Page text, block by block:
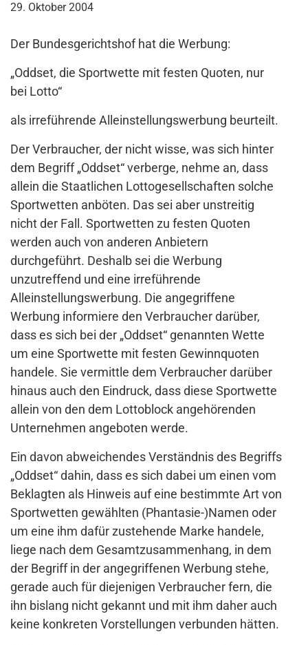
29. Oktober 2004
Der Bundesgerichtshof hat die Werbung:
„Oddset, die Sportwette mit festen Quoten, nur
bei Lotto“
als irreführende Alleinstellungswerbung beurteilt.
Der Verbraucher, der nicht wisse, was sich hinter
dem Begriff „Oddset“ verberge, nehme an, dass
allein die Staatlichen Lottogesellschaften solche
Sportwetten anböten. Das sei aber unstreitig
nicht der Fall. Sportwetten zu festen Quoten
werden auch von anderen Anbietern
durchgeführt. Deshalb sei die Werbung
unzutreffend und eine irreführende
Alleinstellungswerbung. Die angegriffene
Werbung informiere den Verbraucher darüber,
dass es sich bei der „Oddset“ genannten Wette
um eine Sportwette mit festen Gewinnquoten
handele. Sie vermittle dem Verbraucher darüber
hinaus auch den Eindruck, dass diese Sportwette
allein von den dem Lottoblock angehörenden
Unternehmen angeboten werde.
Ein davon abweichendes Verständnis des Begriffs
„Oddset“ dahin, dass es sich dabei um einen vom
Beklagten als Hinweis auf eine bestimmte Art von
Sportwetten gewählten (Phantasie-)Namen oder
um eine ihm dafür zustehende Marke handele,
liege nach dem Gesamtzusammenhang, in dem
der Begriff in der angegriffenen Werbung stehe,
gerade auch für diejenigen Verbraucher fern, die
ihn bislang nicht gekannt und mit ihm daher auch
keine konkreten Vorstellungen verbunden hätten.